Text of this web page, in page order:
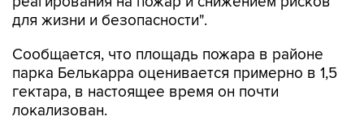
для жизни и безопасности".
Сообщается, что площадь пожара в районе
парка Белькарра оценивается примерно в 1,5
гектара, в настоящее время он почти
локализован.